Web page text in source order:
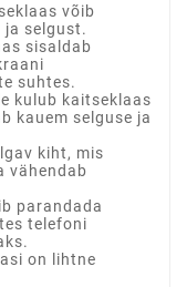
võib
selgust.
sisaldab
suhtes.
kulub kaitseklaas
kauem selguse ja
kiht, mis
vähendab
parandada
telefoni
on lihtne